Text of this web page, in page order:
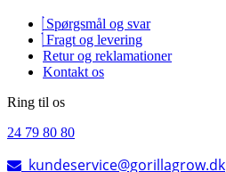
Spørgsmål og svar
Fragt og levering
Retur og reklamationer
Kontakt os
Ring til os
24 79 80 80
kundeservice@gorillagrow.dk